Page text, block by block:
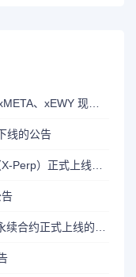
线的公告